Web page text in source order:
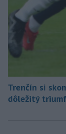
Trenčín si
dôležitý